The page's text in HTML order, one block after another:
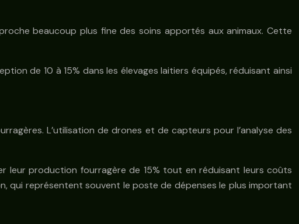
beaucoup plus fine des soins apportés aux animaux. Cette
de 10 à 15% dans les élevages laitiers équipés, réduisant ainsi
L’utilisation de drones et de capteurs pour l’analyse des
leur production fourragère de 15% tout en réduisant leurs coûts
qui représentent souvent le poste de dépenses le plus important